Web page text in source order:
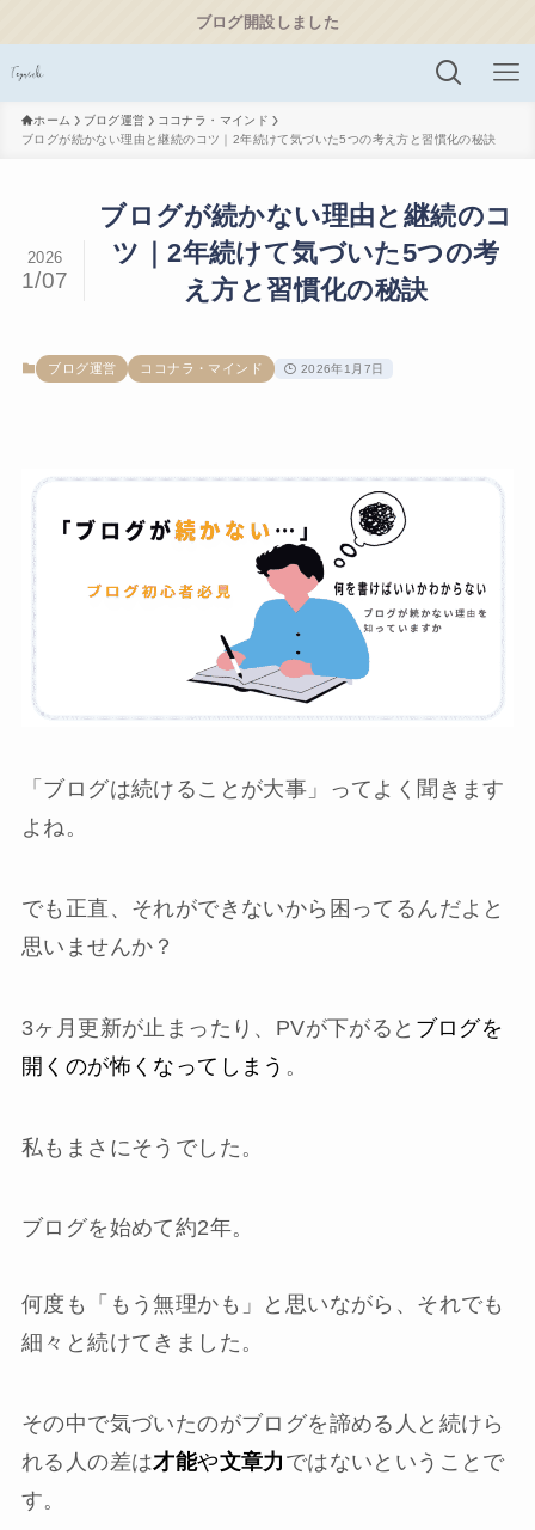
ブログ開設しました
ホーム ブログ運営
ココナラ・マインド
ブログが続かない理由と継続のコツ｜2年続けて気づいた5つの考え方と習慣化の秘訣
ブログが続かない理由と継続のコ
ツ｜2年続けて気づいた5つの考
え方と習慣化の秘訣
2026
1/07
ブログ運営 ココナラ・マインド 2026年1月7日
「ブログは続けることが大事」ってよく聞きます
よね。
でも正直、それができないから困ってるんだよと
思いませんか？
3ヶ月更新が止まったり、PVが下がると ブログを
開くのが怖くなってしまう 。
私もまさにそうでした。
ブログを始めて約2年。
何度も「もう無理かも」と思いながら、それでも
細々と続けてきました。
その中で気づいたのがブログを諦める人と続けら
れる人の差は才能や文章力 ではないということで
す。